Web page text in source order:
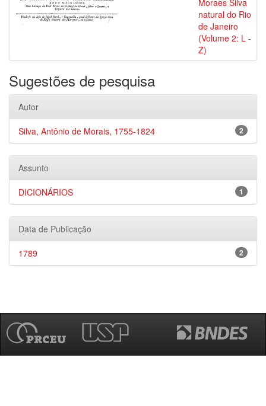
Moraes Silva
natural do Rio
de Janeiro
(Volume 2: L -
Z)
Sugestões de pesquisa
Autor
2
Silva, Antônio de Morais, 1755-1824
Assunto
1
DICIONÁRIOS
Data de Publicação
2
1789